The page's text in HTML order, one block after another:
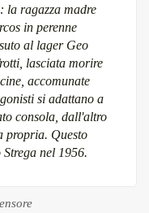
la ragazza madre
in perenne
al lager Geo
lasciata morire
accomunate
si adattano a
consola, dall'altro
propria. Questo
nel 1956.